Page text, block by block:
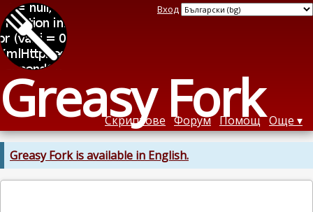
Greasy Fork
Вход
Скриптове Форум Помощ Още
Greasy Fork is available in English.